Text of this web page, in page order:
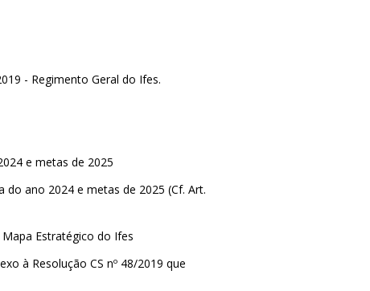
- Regimento Geral do Ifes.
e metas de 2025
ano 2024 e metas de 2025 (Cf. Art.
Mapa Estratégico do Ifes
à Resolução CS nº 48/2019 que